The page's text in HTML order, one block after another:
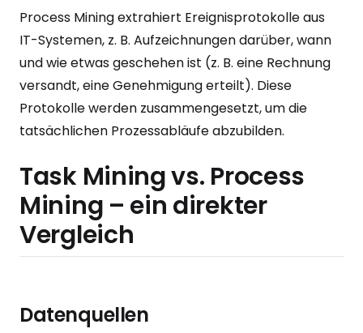
Process Mining extrahiert Ereignisprotokolle aus
IT-Systemen, z. B. Aufzeichnungen darüber, wann
und wie etwas geschehen ist (z. B. eine Rechnung
versandt, eine Genehmigung erteilt). Diese
Protokolle werden zusammengesetzt, um die
tatsächlichen Prozessabläufe abzubilden.
Task Mining vs. Process
Mining – ein direkter
Vergleich
Datenquellen